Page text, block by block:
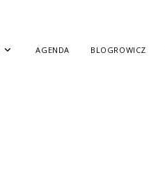
AGENDA BLOGROWICZ